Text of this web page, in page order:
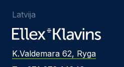
Latvija
K.Valdemara 62, Ryga